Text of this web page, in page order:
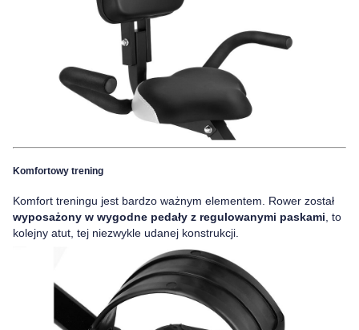
Komfortowy trening
Komfort treningu jest bardzo ważnym elementem. Rower został
wyposażony w wygodne pedały z regulowanymi paskami , to
kolejny atut, tej niezwykle udanej konstrukcji.